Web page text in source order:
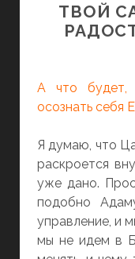
ТВОЙ
А что будет,
осознать себя
Я думаю, что
раскроется
уже дано.
подобно
управление, и
мы не идем в